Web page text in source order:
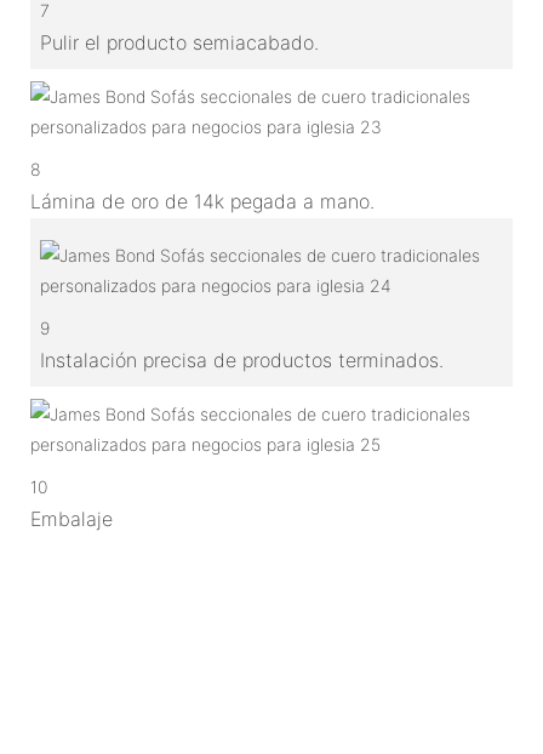
7
Pulir el producto semiacabado.
8
Lámina de oro de 14k pegada a mano.
9
Instalación precisa de productos terminados.
10
Embalaje